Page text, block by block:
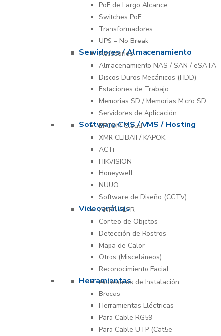
PoE de Largo Alcance
Switches PoE
Transformadores
UPS – No Break
Servidores / Almacenamiento
Accesorios
Almacenamiento NAS / SAN / eSATA
Discos Duros Mecánicos (HDD)
Estaciones de Trabajo
Memorias SD / Memorias Micro SD
Servidores de Aplicación
Software CMS / VMS / Hosting
EPCOM Cloud
XMR CEIBAII / KAPOK
ACTi
HIKVISION
Honeywell
NUUO
Software de Diseño (CCTV)
Videoanálisis
ANPR / LPR
Conteo de Objetos
Detección de Rostros
Mapa de Calor
Otros (Misceláneos)
Reconocimiento Facial
Herramientas
Accesorios de Instalación
Brocas
Herramientas Eléctricas
Para Cable RG59
Para Cable UTP (Cat5e